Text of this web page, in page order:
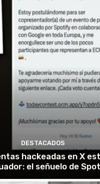
DESTACADOS
hackeadas en X
el señuelo de